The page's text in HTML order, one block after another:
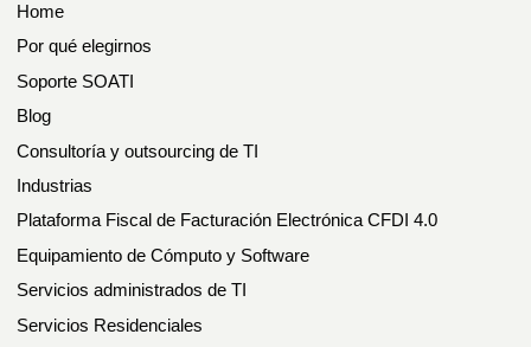
Home
Por qué elegirnos
Soporte SOATI
Blog
Consultoría y outsourcing de TI
Industrias
Plataforma Fiscal de Facturación Electrónica CFDI 4.0
Equipamiento de Cómputo y Software
Servicios administrados de TI
Servicios Residenciales